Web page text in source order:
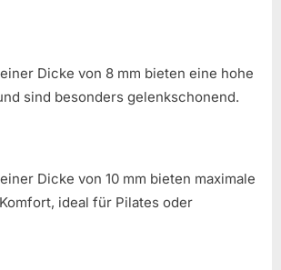
Dicke von 8 mm bieten eine hohe
sind besonders gelenkschonend.
Dicke von 10 mm bieten maximale
ideal für Pilates oder